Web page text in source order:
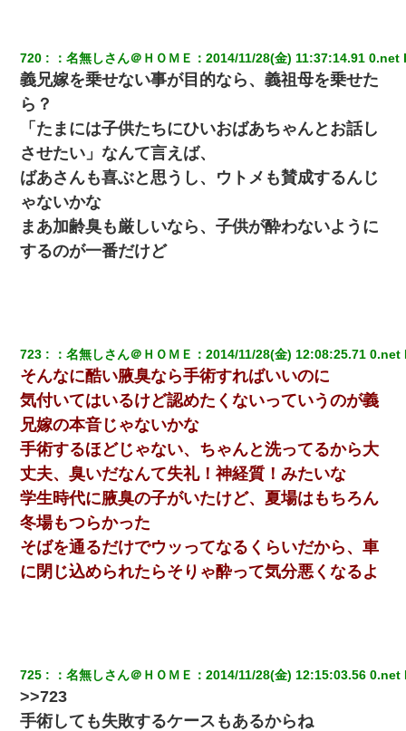
200万を貸したコウトから、追加で400万の申し込み、私「無理。
義弟より娘たちが大事」旦那「娘たちが成人したら別れよう」私
（は？）
私が遺産を相続。→それを知った義両親が「旅行代金を出せ！」
「リフォーム費用を負担しろ！」「金の管理は私達がする！」と
浅ましくも集りにきた。
デパートの外商『私さんだと名乗る女が、ツケで宝石を買おうと
していて…』私「！？」→ 翌日。ママ友たちの様子が微妙におか
しくなり・・・
720 ：名無しさん＠ＨＯＭＥ ：2014/11/28(金) 11:37:14.91 0.net
義兄嫁を乗せない事が目的なら、義祖母を乗せた
ら？
「たまには子供たちにひいおばあちゃんとお話し
させたい」なんて言えば、
ばあさんも喜ぶと思うし、ウトメも賛成するんじ
ゃないかな
まあ加齢臭も厳しいなら、子供が酔わないように
するのが一番だけど
723 ：名無しさん＠ＨＯＭＥ ：2014/11/28(金) 12:08:25.71 0.net
そんなに酷い腋臭なら手術すればいいのに
気付いてはいるけど認めたくないっていうのが義
兄嫁の本音じゃないかな
手術するほどじゃない、ちゃんと洗ってるから大
丈夫、臭いだなんて失礼！神経質！みたいな
学生時代に腋臭の子がいたけど、夏場はもちろん
冬場もつらかった
そばを通るだけでウッってなるくらいだから、車
に閉じ込められたらそりゃ酔って気分悪くなるよ
725 ：名無しさん＠ＨＯＭＥ ：2014/11/28(金) 12:15:03.56 0.net
>>723
手術しても失敗するケースもあるからね